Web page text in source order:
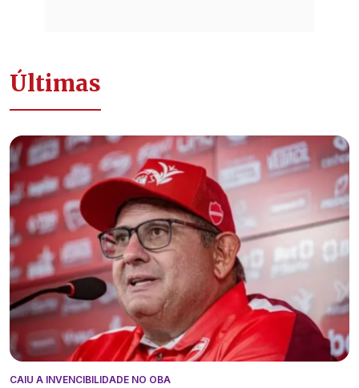
Últimas
CAIU A INVENCIBILIDADE NO OBA